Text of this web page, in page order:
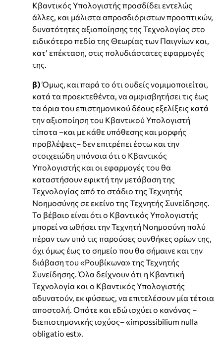
Κβαντικός Υπολογιστής προσδίδει εντελώς
άλλες, και μάλιστα απροσδιόριστων προοπτικών,
δυνατότητες αξιοποίησης της Τεχνολογίας στο
ειδικότερο πεδίο της Θεωρίας των Παιγνίων και,
κατ’ επέκταση, στις πολυδιάστατες εφαρμογές
της.
β)Όμως, και παρά το ότι ουδείς νομιμοποιείται,
κατά τα προεκτεθέντα, να αμφισβητήσει τις έως
τα όρια του επιστημονικού δέους εξελίξεις κατά
την αξιοποίηση του Κβαντικού Υπολογιστή
τίποτα –και με κάθε υπόθεσης και μορφής
προβλέψεις– δεν επιτρέπει έστω και την
στοιχειώδη υπόνοια ότι ο Κβαντικός
Υπολογιστής και οι εφαρμογές του θα
καταστήσουν εφικτή την μετάβαση της
Τεχνολογίας από το στάδιο της Τεχνητής
Νοημοσύνης σε εκείνο της Τεχνητής Συνείδησης.
Το βέβαιο είναι ότι ο Κβαντικός Υπολογιστής
μπορεί να ωθήσει την Τεχνητή Νοημοσύνη πολύ
πέραν των υπό τις παρούσες συνθήκες ορίων της,
όχι όμως έως το σημείο που θα σήμαινε και την
διάβαση του «Ρουβίκωνα» της Τεχνητής
Συνείδησης. Όλα δείχνουν ότι η Κβαντική
Τεχνολογία και ο Κβαντικός Υπολογιστής
αδυνατούν, εκ φύσεως, να επιτελέσουν μία τέτοια
αποστολή. Οπότε και εδώ ισχύει ο κανόνας –
διεπιστημονικής ισχύος– «impossibilium nulla
obligatio est».